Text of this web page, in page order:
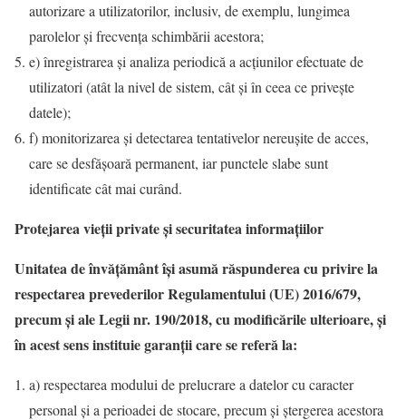
autorizare a utilizatorilor, inclusiv, de exemplu, lungimea
parolelor şi frecvenţa schimbării acestora;
e) înregistrarea şi analiza periodică a acţiunilor efectuate de
utilizatori (atât la nivel de sistem, cât şi în ceea ce priveşte
datele);
f) monitorizarea şi detectarea tentativelor nereuşite de acces,
care se desfăşoară permanent, iar punctele slabe sunt
identificate cât mai curând.
Protejarea vieţii private şi securitatea informaţiilor
Unitatea de învăţământ îşi asumă răspunderea cu privire la
respectarea prevederilor Regulamentului (UE) 2016/679,
precum şi ale Legii nr. 190/2018, cu modificările ulterioare, şi
în acest sens instituie garanţii care se referă la:
a) respectarea modului de prelucrare a datelor cu caracter
personal şi a perioadei de stocare, precum şi ştergerea acestora